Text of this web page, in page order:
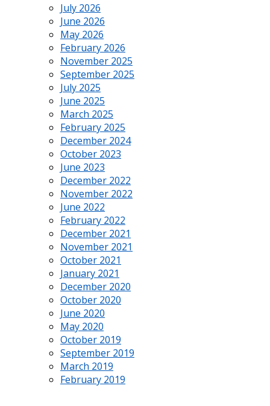
July 2026
June 2026
May 2026
February 2026
November 2025
September 2025
July 2025
June 2025
March 2025
February 2025
December 2024
October 2023
June 2023
December 2022
November 2022
June 2022
February 2022
December 2021
November 2021
October 2021
January 2021
December 2020
October 2020
June 2020
May 2020
October 2019
September 2019
March 2019
February 2019